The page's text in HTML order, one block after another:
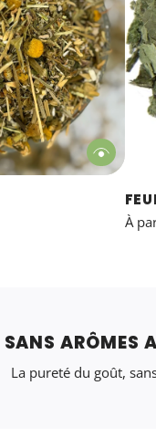
À
SANS ARÔMES
La pureté du goût,